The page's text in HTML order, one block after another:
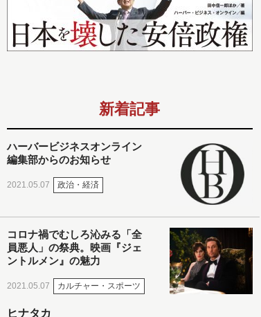
新着記事
ハーバービジネスオンライン
編集部からのお知らせ
2021.05.07 政治・経済
コロナ禍でむしろ沁みる「全
員悪人」の祭典。映画『ジェ
ントルメン』の魅力
2021.05.07 カルチャー・スポーツ
ヒナタカ